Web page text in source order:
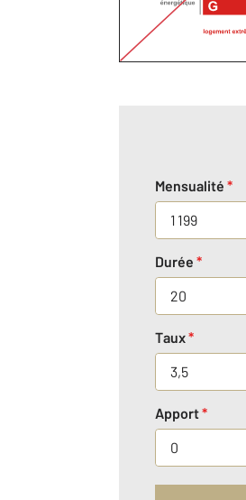
Mensualité *
Durée *
Taux*
Apport*